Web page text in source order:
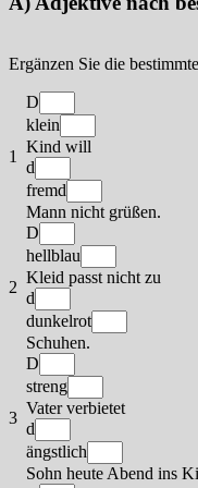
Ergänzen Sie die
1
D
klein
Kind will
d
fremd
Mann nicht grüßen.
2
D
hellblau
Kleid passt nicht zu
d
dunkelrot
Schuhen.
3
D
streng
Vater verbietet
d
ängstlich
Sohn heute Abend ins